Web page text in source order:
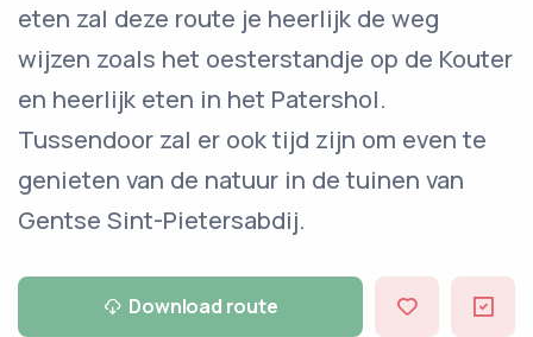
eten zal deze route je heerlijk de weg
wijzen zoals het oesterstandje op de Kouter
en heerlijk eten in het Patershol.
Tussendoor zal er ook tijd zijn om even te
genieten van de natuur in de tuinen van
Gentse Sint-Pietersabdij.
Download route